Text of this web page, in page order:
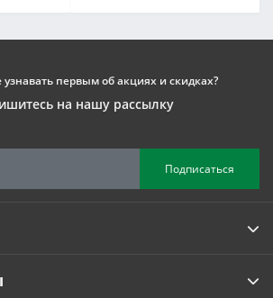
узнавать первым об акциях и скидках?
на нашу рассылку
Подписаться